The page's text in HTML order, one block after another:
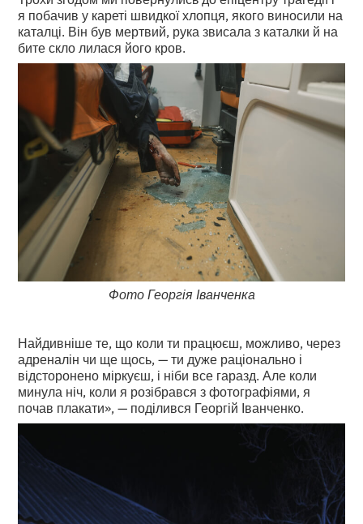
я побачив у кареті швидкої хлопця, якого виносили на
каталці. Він був мертвий, рука звисала з каталки й на
бите скло лилася його кров.
Фото Георгія Іванченка
Найдивніше те, що коли ти працюєш, можливо, через
адреналін чи ще щось, — ти дуже раціонально і
відсторонено міркуєш, і ніби все гаразд. Але коли
минула ніч, коли я розібрався з фотографіями, я
почав плакати», — поділився Георгій Іванченко.